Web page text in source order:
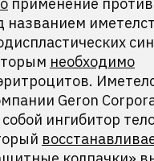
названием
необходимо
Geron
ингибитор